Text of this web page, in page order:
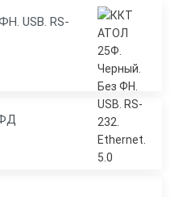
USB. RS-